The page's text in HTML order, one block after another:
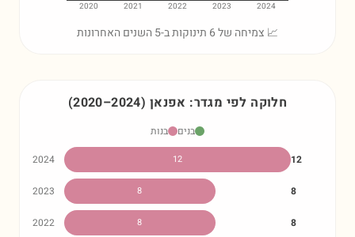
2024
2023
2022
2021
2020
📈 צמיחה של 6 תינוקות ב-5 השנים האחרונות
חלוקה לפי מגדר: אפנאן (2020–2024)
בנים
בנות
2024
12 12
2023 8 8
2022 8 8